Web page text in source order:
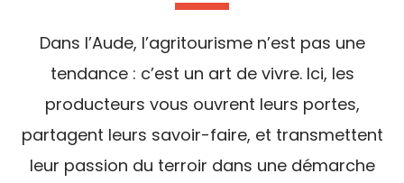
Dans l’Aude, l’agritourisme n’est pas une
tendance : c’est un art de vivre. Ici, les
producteurs vous ouvrent leurs portes,
partagent leurs savoir-faire, et transmettent
leur passion du terroir dans une démarche